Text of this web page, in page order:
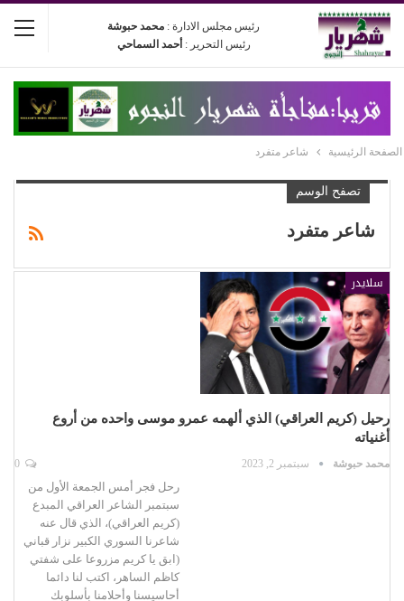
رئيس مجلس الادارة : محمد حبوشة
رئيس التحرير : أحمد السماحي
الصفحة الرئيسية شاعر متفرد
تصفح الوسم
شاعر متفرد
سلايدر
رحيل (كريم العراقي) الذي ألهمه عمرو موسى واحده من أروع
أغنياته
محمد حبوشة سبتمبر 2, 2023
رحل فجر أمس الجمعة الأول من
سبتمبر الشاعر العراقي المبدع
(كريم العراقي)، الذي قال عنه
شاعرنا السوري الكبير نزار قباني
(ابق يا كريم مزروعا على شفتي
كاظم الساهر، اكتب لنا دائما
أحاسيسنا وأحلامنا بأسلوبك